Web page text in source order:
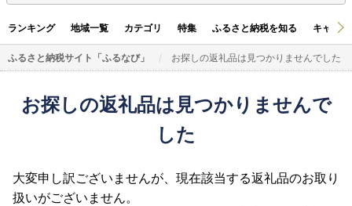
ランキング 地域一覧 カテゴリ 特集 ふるさと納税を知る キャン
ふるさと納税サイト「ふるなび」 お探しの返礼品は見つかりませんでした
お探しの返礼品は見つかりませんで
した
大変申し訳ございませんが、現在該当する返礼品のお取り
扱いがございません。